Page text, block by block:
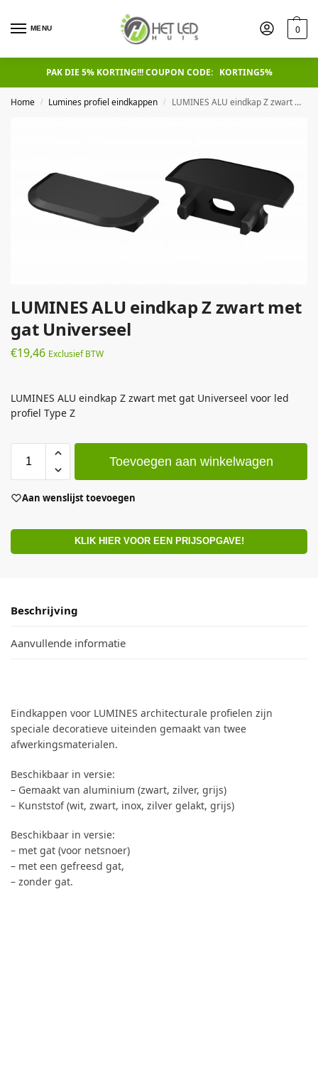
MENU 0
PAK DIE 5% KORTING!!! COUPON CODE: KORTING5%
Home / Lumines profiel eindkappen / LUMINES ALU eindkap Z zwart met gat Universeel
LUMINES ALU eindkap Z zwart met
gat Universeel
€19,46 Exclusief BTW
LUMINES ALU eindkap Z zwart met gat Universeel voor led
profiel Type Z
Toevoegen aan winkelwagen
Aan wenslijst toevoegen
KLIK HIER VOOR EEN PRIJSOPGAVE!
Beschrijving
Aanvullende informatie
Eindkappen voor LUMINES architecturale profielen zijn
speciale decoratieve uiteinden gemaakt van twee
afwerkingsmaterialen.
Beschikbaar in versie:
– Gemaakt van aluminium (zwart, zilver, grijs)
– Kunststof (wit, zwart, inox, zilver gelakt, grijs)
Beschikbaar in versie:
– met gat (voor netsnoer)
– met een gefreesd gat,
– zonder gat.